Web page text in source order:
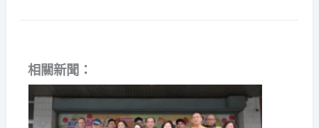
相關新聞：